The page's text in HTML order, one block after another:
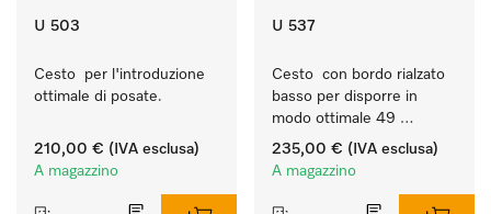
U 503
Cesto  per l'introduzione
ottimale di posate.
210,00 € (IVA esclusa)
A magazzino
U 537
Cesto  con bordo rialzato
basso per disporre in
modo ottimale 49
bicchieri fino a 20 cm.
235,00 € (IVA esclusa)
A magazzino